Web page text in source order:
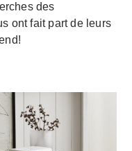
des
ont fait part de leurs